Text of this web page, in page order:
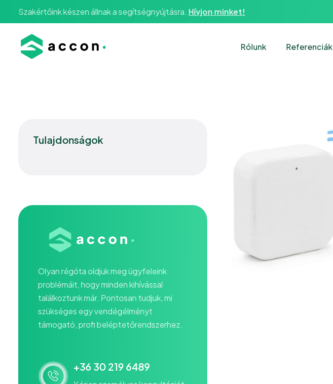
Szakértőink készen állnak a segítségnyújtásra. Hívjon minket!
Rólunk Referenciák
Tulajdonságok
Olyan régóta oldjuk meg ügyfeleink
problémáit, hogy minden kihívással
találkoztunk már. Pontosan tudjuk, mi
szükséges egy vendégélményt
támogató, profi beléptetőrendszerhez.
+36 30 219 6489